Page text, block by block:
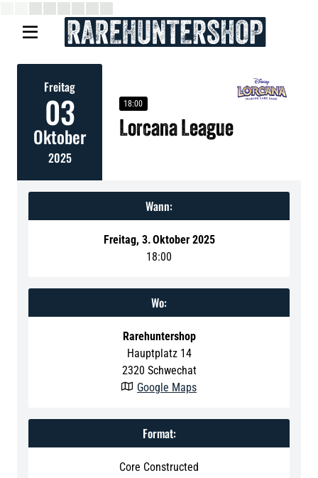

Freitag
03
Oktober
2025
18:00
Lorcana League
Wann:
Freitag, 3.Oktober 2025
18:00
Wo:
Rarehuntershop
Hauptplatz 14
2320 Schwechat
 Google Maps
Format:
Core Constructed